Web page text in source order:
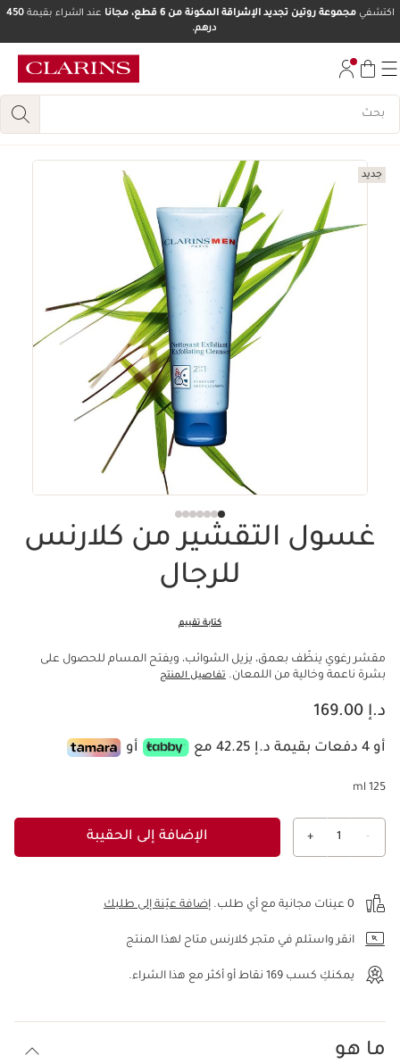
انتقل إلى أسفل الصفحة
اكتشفيمجموعة روتين تجديد الإشراقة المكونة من 6 قطع، مجانا عند الشراء بقيمة450
درهم.
جديد
غسول التقشير من كلارنس
للرجال
كتابة تقييم
مقشر رغوي ينظّف بعمق، يزيل الشوائب، ويفتح المسام للحصول على
بشرة ناعمة وخالية من اللمعان. تفاصيل المنتج
السعر الحالي هو د.إ 169.00
د.إ 169.00
أو 4 دفعات بقيمة د.إ 42.25 مع أو
125 ml
-
1
+ الإضافة إلى الحقيبة
0 عينات مجانية مع أي طلب. إضافة عيّنة إلى طلبك
انقر واستلم في متجر كلارنس متاح لهذا المنتج
يمكنكِ كسب 169 نقاط أو أكثر مع هذا الشراء.
ما هو